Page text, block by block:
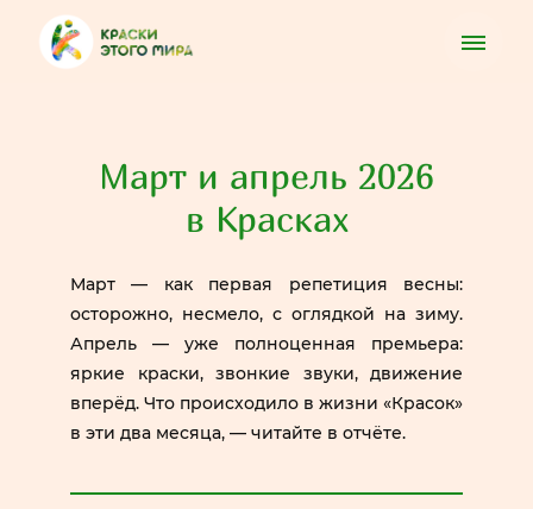
Март и апрель 2026
в Красках
Март — как первая репетиция весны:
осторожно, несмело, с оглядкой на зиму.
Апрель — уже полноценная премьера:
яркие краски, звонкие звуки, движение
вперёд. Что происходило в жизни «Красок»
в эти два месяца, — читайте в отчёте.